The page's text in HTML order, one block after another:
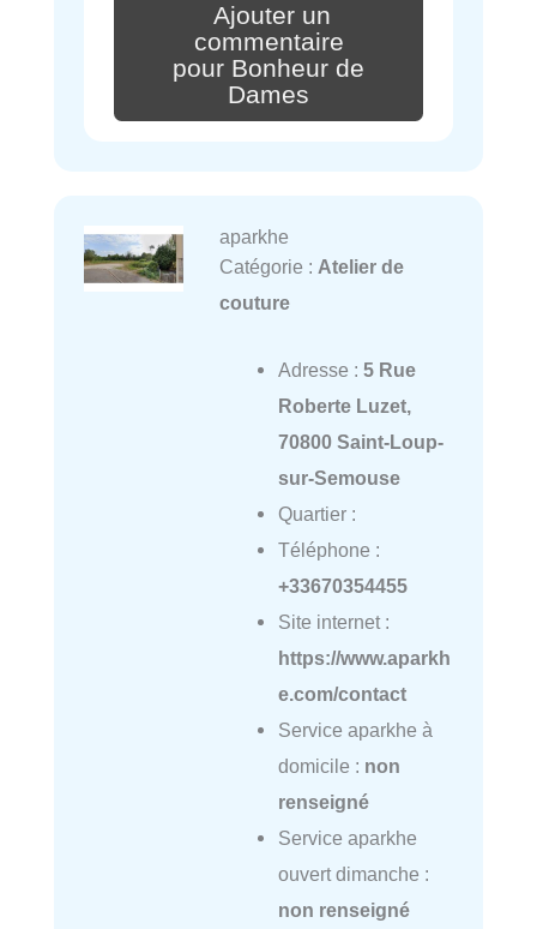
Ajouter un
commentaire
pour Bonheur de
Dames
aparkhe
Catégorie : Atelier de
couture
Adresse : 5 Rue
Roberte Luzet,
70800 Saint-Loup-
sur-Semouse
Quartier :
Téléphone :
+33670354455
Site internet :
https://www.aparkh
e.com/contact
Service aparkhe à
domicile : non
renseigné
Service aparkhe
ouvert dimanche :
non renseigné